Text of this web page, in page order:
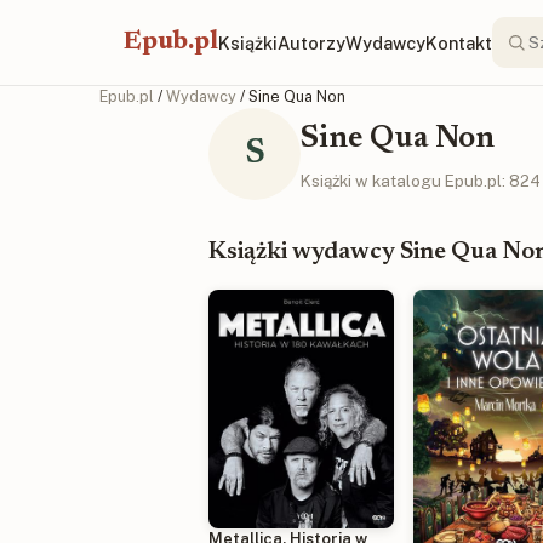
Epub.plKsiążkiAutorzyWydawcyKontakt
Epub.pl / Wydawcy / Sine Qua Non
S Sine Qua Non
Książki w katalogu Epub.pl: 824
Książki wydawcy Sine Qua
Metallica. Historia w